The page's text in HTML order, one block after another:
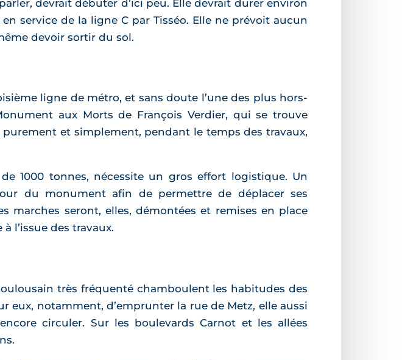
devrait débuter d’ici peu. Elle devrait durer environ
service de la ligne C par Tisséo. Elle ne prévoit aucun
devoir sortir du sol.
ligne de métro, et sans doute l’une des plus hors-
aux Morts de François Verdier, qui se trouve
et simplement, pendant le temps des travaux,
1000 tonnes, nécessite un gros effort logistique. Un
du monument afin de permettre de déplacer ses
marches seront, elles, démontées et remises en place
l’issue des travaux.
très fréquenté chamboulent les habitudes des
eux, notamment, d’emprunter la rue de Metz, elle aussi
circuler. Sur les boulevards Carnot et les allées